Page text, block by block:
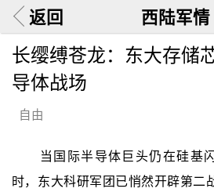
返回 西陆军情
长缨缚苍龙：东大存储
导体战场
自由
当国际半导体巨头仍在硅基
时，东大科研军团已悄然开辟第二